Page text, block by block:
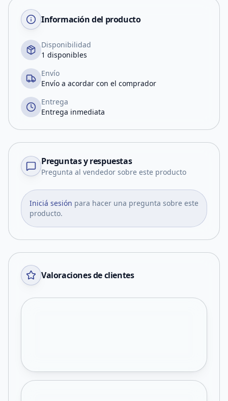
Información del producto
Disponibilidad
1 disponibles
Envío
Envío a acordar con el comprador
Entrega
Entrega inmediata
Preguntas y respuestas
Pregunta al vendedor sobre este producto
Iniciá sesión para hacer una pregunta sobre este
producto.
Valoraciones de clientes